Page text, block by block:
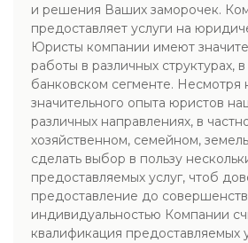
и решения Ваших заморочек.
предоставляет услуги на
Юристы компании имеют
работы в различных структурах,
банковском сегменте. Несмотря
значительного опыта юристов
различных направлениях, в
хозяйственном, семейном,
сделать выбор в пользу
предоставляемых услуг, чтоб
предоставление до
индивидуальностью Компании
квалификация предоставляемых